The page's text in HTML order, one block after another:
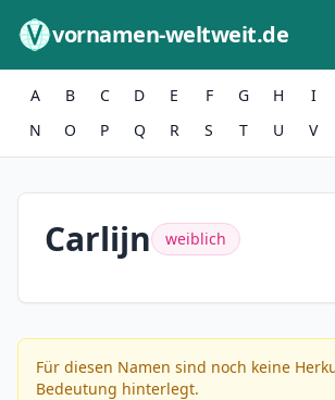
vornamen-weltweit.de
A B C D E F G H I
N
O P Q R S T U V
Carlijn weiblich
Für diesen Namen sind noch keine
Bedeutung hinterlegt.